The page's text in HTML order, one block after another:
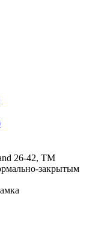
26-42, TM
закрытым